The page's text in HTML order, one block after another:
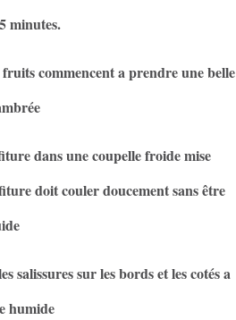
minutes.
commencent a prendre une belle
dans une coupelle froide mise
doit couler doucement sans être
salissures sur les bords et les cotés a
humide